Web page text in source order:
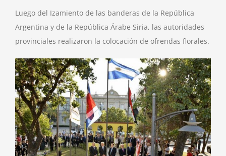
Luego del Izamiento de las banderas de la República
Argentina y de la República Árabe Siria, las autoridades
provinciales realizaron la colocación de ofrendas florales.